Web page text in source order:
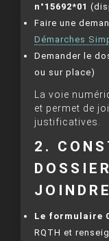
n°15692*01
Faire une
Démarches
Demander le
ou sur place)
La voie
et permet de
justificatives.
2.
JOINDRE
Le formulaire
RQTH et